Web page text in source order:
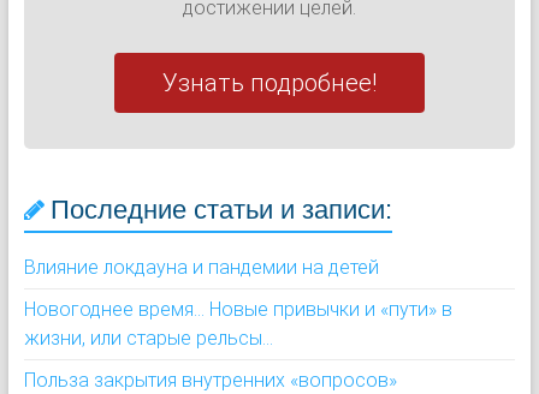
достижении целей.
Узнать подробнее!
Последние статьи и записи:
Влияние локдауна и пандемии на детей
Новогоднее время... Новые привычки и «пути» в
жизни, или старые рельсы...
Польза закрытия внутренних «вопросов»